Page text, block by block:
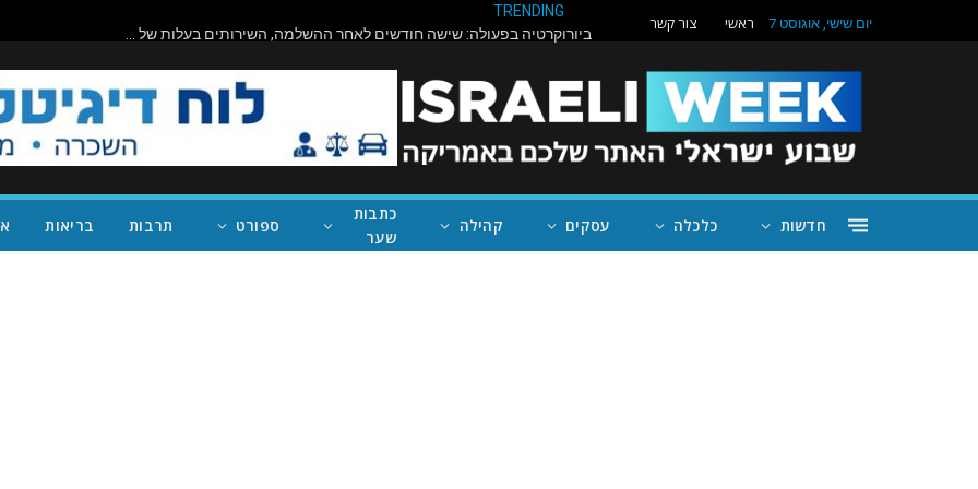
יום שישי, אוגוסט 7 ראשי צור קשר
TRENDING
ביורוקרטיה בפעולה: שישה חודשים לאחר ההשלמה, השירותים בעלות של מיליון דולר בראניון קניון – במחוז של נית'יה ראמן – עדיין סגורים
חדשות כלכלה עסקים קהילה
כתבות
שער
ספורט תרבות בריאות